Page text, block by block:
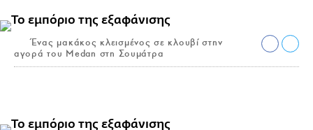
Ένας μακάκος κλεισμένος σε κλουβί στην
αγορά του Medan στη Σουμάτρα